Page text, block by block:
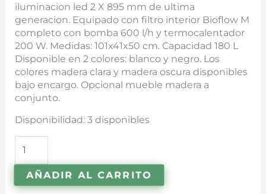
iluminacion led 2 X 895 mm de ultima
generacion. Equipado con filtro interior Bioflow M
completo con bomba 600 l/h y termocalentador
200 W. Medidas: 101x41x50 cm. Capacidad 180 L
Disponible en 2 colores: blanco y negro. Los
colores madera clara y madera oscura disponibles
bajo encargo. Opcional mueble madera a
conjunto.
Disponibilidad: 3 disponibles
AÑADIR AL CARRITO